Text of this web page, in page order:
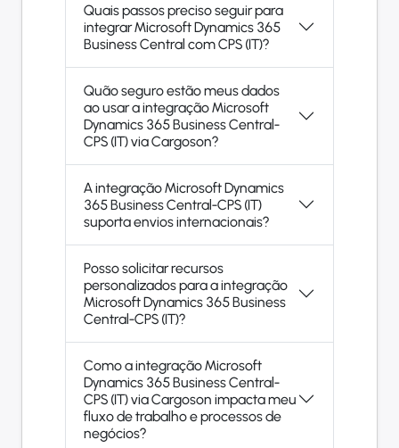
Quais passos preciso seguir para
integrar Microsoft Dynamics 365
Business Central com CPS (IT)?
Quão seguro estão meus dados
ao usar a integração Microsoft
Dynamics 365 Business Central-
CPS (IT) via Cargoson?
A integração Microsoft Dynamics
365 Business Central-CPS (IT)
suporta envios internacionais?
Posso solicitar recursos
personalizados para a integração
Microsoft Dynamics 365 Business
Central-CPS (IT)?
Como a integração Microsoft
Dynamics 365 Business Central-
CPS (IT) via Cargoson impacta meu
fluxo de trabalho e processos de
negócios?